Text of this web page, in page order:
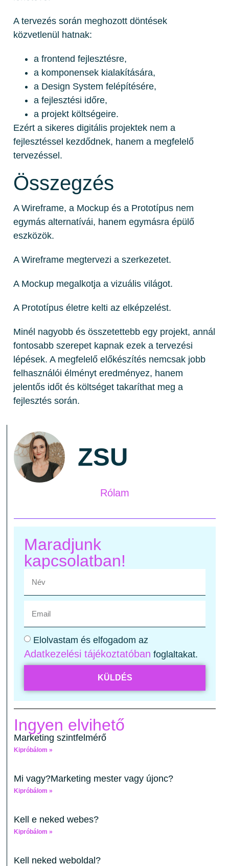
A tervezés során meghozott döntések
közvetlenül hatnak:
a frontend fejlesztésre,
a komponensek kialakítására,
a Design System felépítésére,
a fejlesztési időre,
a projekt költségeire.
Ezért a sikeres digitális projektek nem a
fejlesztéssel kezdődnek, hanem a megfelelő
tervezéssel.
Összegzés
A Wireframe, a Mockup és a Prototípus nem
egymás alternatívái, hanem egymásra épülő
eszközök.
A Wireframe megtervezi a szerkezetet.
A Mockup megalkotja a vizuális világot.
A Prototípus életre kelti az elképzelést.
Minél nagyobb és összetettebb egy projekt, annál
fontosabb szerepet kapnak ezek a tervezési
lépések. A megfelelő előkészítés nemcsak jobb
felhasználói élményt eredményez, hanem
jelentős időt és költséget takaríthat meg a
fejlesztés során.
ZSU
Rólam
Maradjunk
kapcsolatban!
Elolvastam és elfogadom az
Adatkezelési tájékoztatóban foglaltakat.
KÜLDÉS
Ingyen elvihető
Marketing szintfelmérő
Kipróbálom »
Mi vagy?Marketing mester vagy újonc?
Kipróbálom »
Kell e neked webes?
Kipróbálom »
Kell neked weboldal?